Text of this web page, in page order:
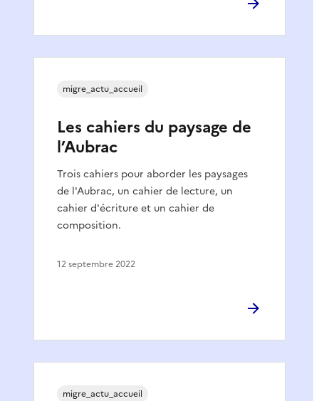
Les cahiers du paysage de
l’Aubrac
Trois cahiers pour aborder les paysages
de l'Aubrac, un cahier de lecture, un
cahier d'écriture et un cahier de
composition.
migre_actu_accueil
12 septembre 2022
migre_actu_accueil